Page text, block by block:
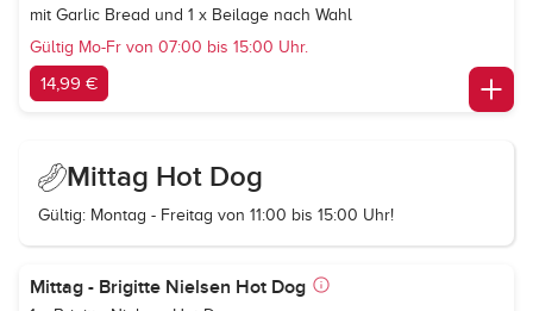
mit Garlic Bread und 1 x Beilage nach Wahl
Gültig Mo-Fr von 07:00 bis 15:00 Uhr.
14,99 €
Mittag Hot Dog
Gültig: Montag - Freitag von 11:00 bis 15:00 Uhr!
Mittag - Brigitte Nielsen Hot Dog